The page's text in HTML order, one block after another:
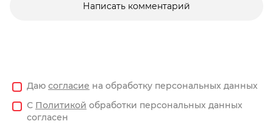
Написать комментарий
Даю согласие на обработку персональных данных
С Политикой обработки персональных данных
согласен